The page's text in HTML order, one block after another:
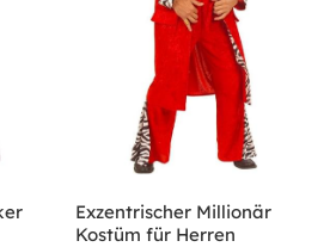
Exzentrischer Millionär
Kostüm für Herren